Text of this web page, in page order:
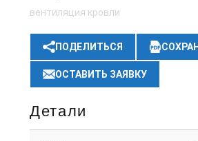
вентиляция кровли
ПОДЕЛИТЬСЯ
ОСТАВИТЬ ЗАЯВКУ
Детали